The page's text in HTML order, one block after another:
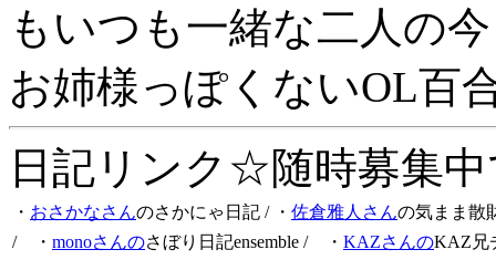
もいつも一緒な二人の
お姉様っぽくないOL百
日記リンク☆随時募集
・ おさかなさんのさかにゃ日記 / ・ 佐倉雅人さんの気まま散
/ ・ monoさんのさぼり日記ensemble / ・ KAZさんのKAZ兄